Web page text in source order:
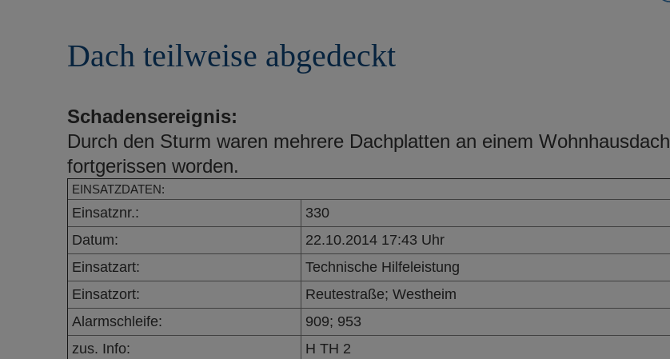
Dach teilweise abgedeckt
Schadensereignis:
Durch den Sturm waren mehrere Dachplatten an einem Wohnhausdach
fortgerissen worden.
EINSATZDATEN:
Einsatznr.:
330
Datum:
22.10.2014 17:43 Uhr
Einsatzart:
Technische Hilfeleistung
Einsatzort:
Reutestraße; Westheim
Alarmschleife:
909; 953
zus. Info:
H TH 2